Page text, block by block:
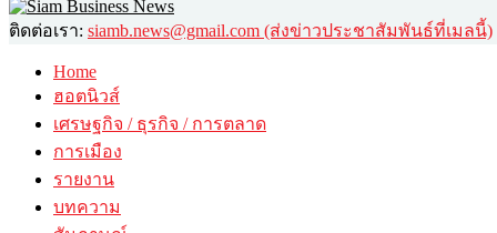
ติดต่อเรา: siamb.news@gmail.com (ส่งข่าวประชาสัมพันธ์ที่เมลนี้)
Home
ฮอตนิวส์
เศรษฐกิจ / ธุรกิจ / การตลาด
การเมือง
รายงาน
บทความ